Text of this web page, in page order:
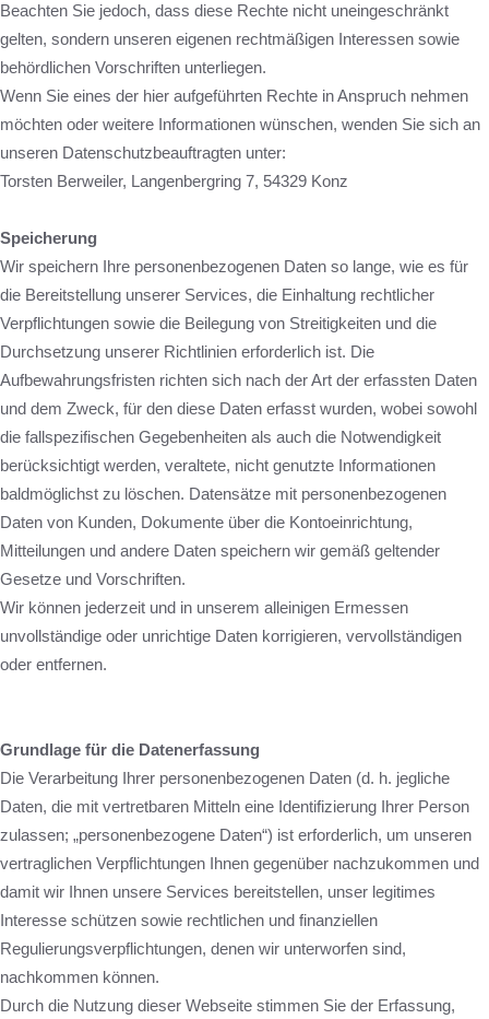
Beachten Sie jedoch, dass diese Rechte nicht uneingeschränkt
gelten, sondern unseren eigenen rechtmäßigen Interessen sowie
behördlichen Vorschriften unterliegen.
Wenn Sie eines der hier aufgeführten Rechte in Anspruch nehmen
möchten oder weitere Informationen wünschen, wenden Sie sich an
unseren Datenschutzbeauftragten unter:
Torsten Berweiler, Langenbergring 7, 54329 Konz
Speicherung
Wir speichern Ihre personenbezogenen Daten so lange, wie es für
die Bereitstellung unserer Services, die Einhaltung rechtlicher
Verpflichtungen sowie die Beilegung von Streitigkeiten und die
Durchsetzung unserer Richtlinien erforderlich ist. Die
Aufbewahrungsfristen richten sich nach der Art der erfassten Daten
und dem Zweck, für den diese Daten erfasst wurden, wobei sowohl
die fallspezifischen Gegebenheiten als auch die Notwendigkeit
berücksichtigt werden, veraltete, nicht genutzte Informationen
baldmöglichst zu löschen. Datensätze mit personenbezogenen
Daten von Kunden, Dokumente über die Kontoeinrichtung,
Mitteilungen und andere Daten speichern wir gemäß geltender
Gesetze und Vorschriften.
Wir können jederzeit und in unserem alleinigen Ermessen
unvollständige oder unrichtige Daten korrigieren, vervollständigen
oder entfernen.
Grundlage für die Datenerfassung
Die Verarbeitung Ihrer personenbezogenen Daten (d. h. jegliche
Daten, die mit vertretbaren Mitteln eine Identifizierung Ihrer Person
zulassen; „personenbezogene Daten“) ist erforderlich, um unseren
vertraglichen Verpflichtungen Ihnen gegenüber nachzukommen und
damit wir Ihnen unsere Services bereitstellen, unser legitimes
Interesse schützen sowie rechtlichen und finanziellen
Regulierungsverpflichtungen, denen wir unterworfen sind,
nachkommen können.
Durch die Nutzung dieser Webseite stimmen Sie der Erfassung,